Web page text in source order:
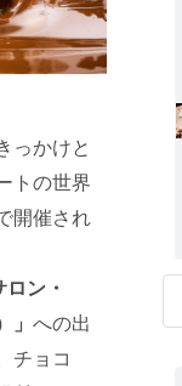
っかけと
トの世界
開催され
ン・
への出
チョコ